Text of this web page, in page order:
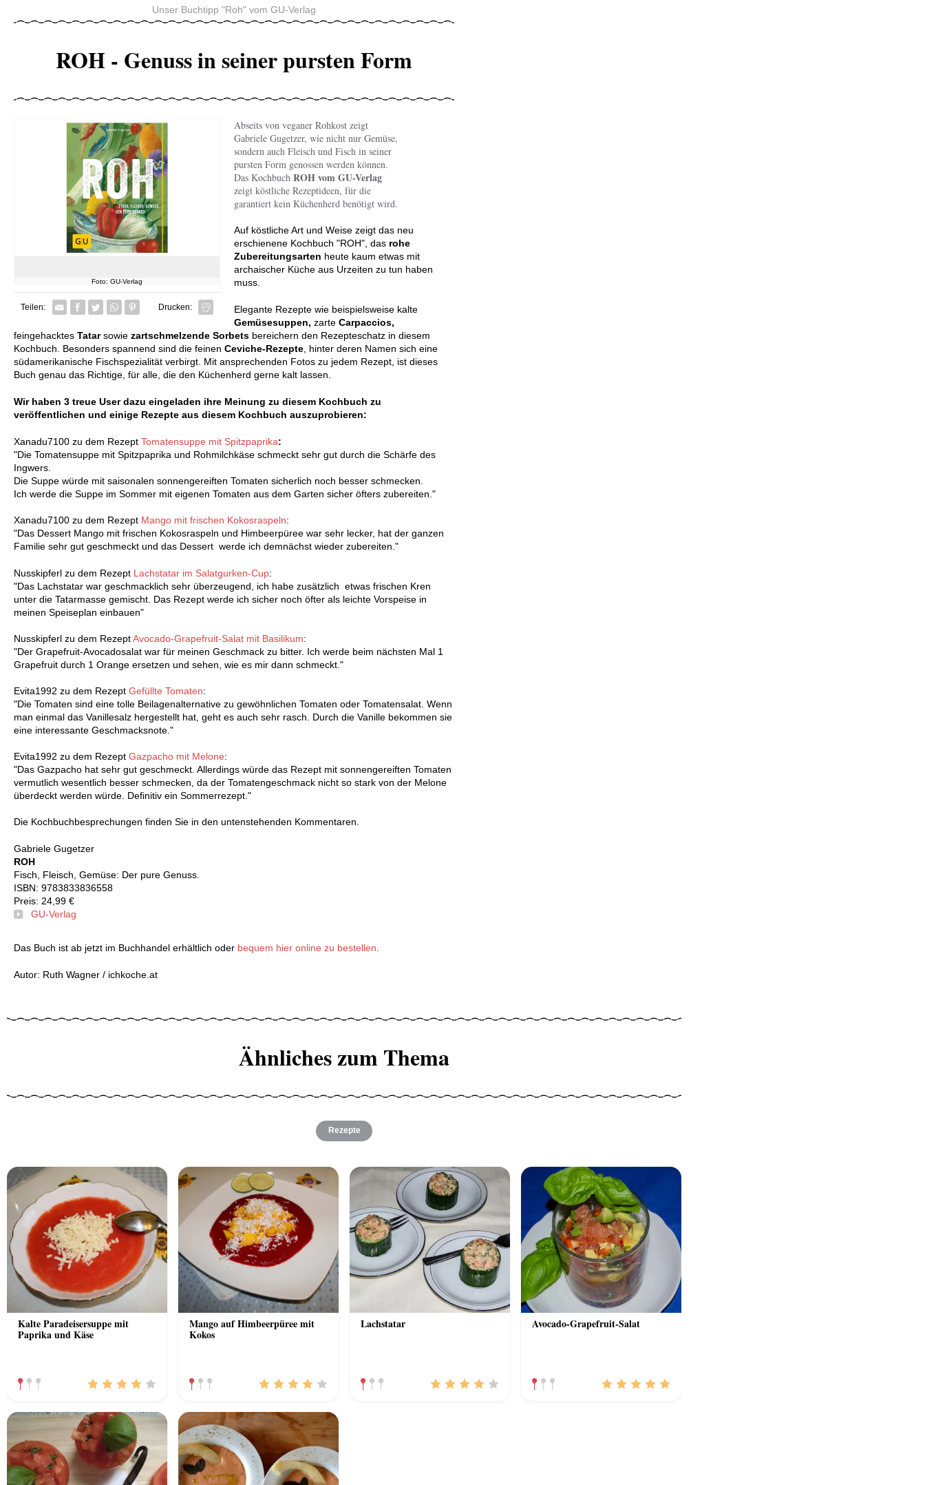
Unser Buchtipp "Roh" vom GU-Verlag
ROH - Genuss in seiner pursten Form
Foto: GU-Verlag
Teilen: Facebook
TwitterWhatsapp senden
Pin it Drucken:
Abseits von veganer Rohkost zeigt
Gabriele Gugetzer, wie nicht nur Gemüse,
sondern auch Fleisch und Fisch in seiner
pursten Form genossen werden können.
Das Kochbuch ROH vom GU-Verlag
zeigt köstliche Rezeptideen, für die
garantiert kein Küchenherd benötigt wird.
Auf köstliche Art und Weise zeigt das neu
erschienene Kochbuch "ROH", das rohe
Zubereitungsarten heute kaum etwas mit
archaischer Küche aus Urzeiten zu tun haben
muss.
Elegante Rezepte wie beispielsweise kalte
Gemüsesuppen, zarte Carpaccios,
feingehacktes Tatarsowie zartschmelzende Sorbets bereichern den Rezepteschatz in diesem
Kochbuch. Besonders spannend sind die feinen Ceviche-Rezepte , hinter deren Namen sich eine
südamerikanische Fischspezialität verbirgt. Mit ansprechenden Fotos zu jedem Rezept, ist dieses
Buch genau das Richtige, für alle, die den Küchenherd gerne kalt lassen.
Wir haben 3 treue User dazu eingeladen ihre Meinung zu diesem Kochbuch zu
veröffentlichen und einige Rezepte aus diesem Kochbuch auszuprobieren:
Xanadu7100 zu dem Rezept Tomatensuppe mit Spitzpaprika:
"Die Tomatensuppe mit Spitzpaprika und Rohmilchkäse schmeckt sehr gut durch die Schärfe des
Ingwers.
Die Suppe würde mit saisonalen sonnengereiften Tomaten sicherlich noch besser schmecken.
Ich werde die Suppe im Sommer mit eigenen Tomaten aus dem Garten sicher öfters zubereiten."
Xanadu7100 zu dem Rezept Mango mit frischen Kokosraspeln:
"Das Dessert Mango mit frischen Kokosraspeln und Himbeerpüree war sehr lecker, hat der ganzen
Familie sehr gut geschmeckt und das Dessert werde ich demnächst wieder zubereiten."
Nusskipferl zu dem Rezept Lachstatar im Salatgurken-Cup:
"Das Lachstatar war geschmacklich sehr überzeugend, ich habe zusätzlich etwas frischen Kren
unter die Tatarmasse gemischt. Das Rezept werde ich sicher noch öfter als leichte Vorspeise in
meinen Speiseplan einbauen"
Nusskipferl zu dem RezeptAvocado-Grapefruit-Salat mit Basilikum:
"Der Grapefruit-Avocadosalat war für meinen Geschmack zu bitter. Ich werde beim nächsten Mal 1
Grapefruit durch 1 Orange ersetzen und sehen, wie es mir dann schmeckt."
Evita1992 zu dem Rezept Gefüllte Tomaten:
"Die Tomaten sind eine tolle Beilagenalternative zu gewöhnlichen Tomaten oder Tomatensalat. Wenn
man einmal das Vanillesalz hergestellt hat, geht es auch sehr rasch. Durch die Vanille bekommen sie
eine interessante Geschmacksnote."
Evita1992 zu dem Rezept Gazpacho mit Melone:
"Das Gazpacho hat sehr gut geschmeckt. Allerdings würde das Rezept mit sonnengereiften Tomaten
vermutlich wesentlich besser schmecken, da der Tomatengeschmack nicht so stark von der Melone
überdeckt werden würde. Definitiv ein Sommerrezept."
Die Kochbuchbesprechungen finden Sie in den untenstehenden Kommentaren.
Gabriele Gugetzer
ROH
Fisch, Fleisch, Gemüse: Der pure Genuss.
ISBN: 9783833836558
Preis: 24,99 €
GU-Verlag
Das Buch ist ab jetzt im Buchhandel erhältlich oder bequem hier online zu bestellen
Autor: Ruth Wagner / ichkoche.at
Ähnliches zum Thema
Rezepte
Kalte Paradeisersuppe mit
Paprika und Käse
Mango auf Himbeerpüree mit
Kokos
Lachstatar Avocado-Grapefruit-Salat